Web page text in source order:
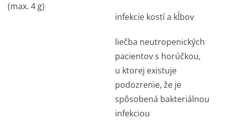
(max. 4 g)
infekcie kostí a kĺbov
liečba neutropenických
pacientov s horúčkou,
u ktorej existuje
podozrenie, že je
spôsobená bakteriálnou
infekciou